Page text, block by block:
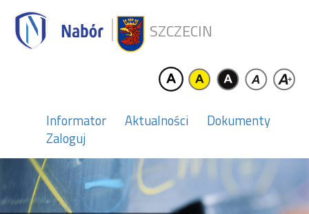
SZCZECIN
Informator Aktualności
Dokumenty
Zaloguj